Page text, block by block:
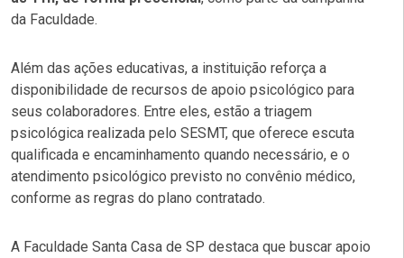
da Faculdade.
Além das ações educativas, a instituição reforça a
disponibilidade de recursos de apoio psicológico para
seus colaboradores. Entre eles, estão a triagem
psicológica realizada pelo SESMT, que oferece escuta
qualificada e encaminhamento quando necessário, e o
atendimento psicológico previsto no convênio médico,
conforme as regras do plano contratado.
A Faculdade Santa Casa de SP destaca que buscar apoio